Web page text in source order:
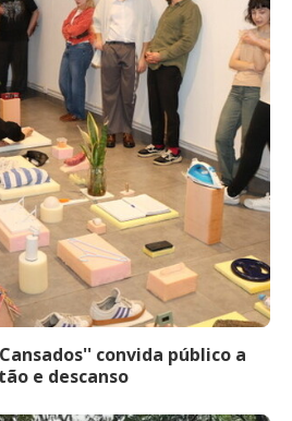
convida público a
e descanso